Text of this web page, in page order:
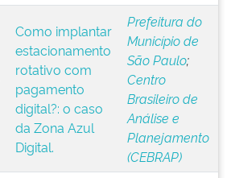
Como implantar
estacionamento
rotativo com
pagamento
digital?: o caso
da Zona Azul
Digital.
Prefeitura do
Município de
São Paulo;
Centro
Brasileiro de
Análise e
Planejamento
(CEBRAP)